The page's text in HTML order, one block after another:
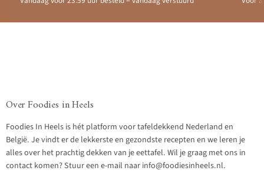
Over Foodies in Heels
Foodies In Heels is hét platform voor tafeldekkend Nederland en
België. Je vindt er de lekkerste en gezondste recepten en we leren je
alles over het prachtig dekken van je eettafel. Wil je graag met ons in
contact komen? Stuur een e-mail naar info@foodiesinheels.nl.